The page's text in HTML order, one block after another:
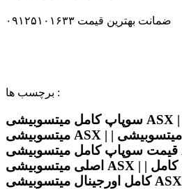
ضمانت بهترین قیمت ۰۹۱۲۵۱۰۱۶۳۳
برچسب ها :
سوپاپ کامل میتسوبیشی ASX | | سوپاپ هوا
میتسوبیشی ASX | | سوپاپ دود میتسوبیشی ASX | |
قیمت سوپاپ کامل میتسوبیشی ASX | | سوپاپ کامل
اصلی میتسوبیشی ASX | | سوپاپ کامل ASX | | سوپاپ
کامل اورجینال میتسوبیشی ASX